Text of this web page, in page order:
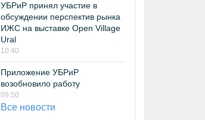
УБРиР принял участие в
обсуждении перспектив рынка
ИЖС на выставке Open Village
Ural
10:40
Приложение УБРиР
возобновило работу
09:50
Все новости